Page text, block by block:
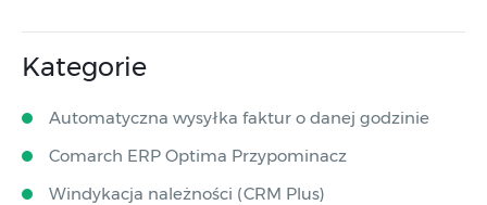
Kategorie
Automatyczna wysyłka faktur o danej godzinie
Comarch ERP Optima Przypominacz
Windykacja należności (CRM Plus)